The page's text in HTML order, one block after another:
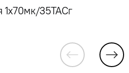
1x70мк/35ТАСг